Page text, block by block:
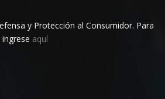
y Protección al Consumidor. Para
aquí